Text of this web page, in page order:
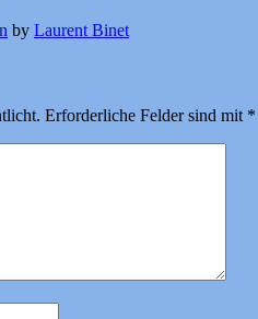
by Laurent Binet
Erforderliche Felder sind mit *